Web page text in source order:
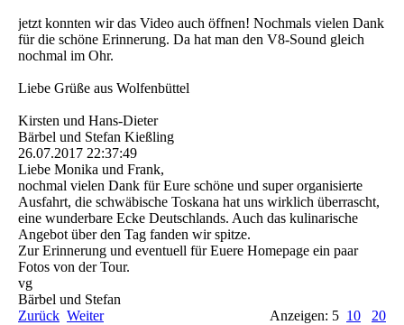
jetzt konnten wir das Video auch öffnen! Nochmals vielen Dank
für die schöne Erinnerung. Da hat man den V8-Sound gleich
nochmal im Ohr.
Liebe Grüße aus Wolfenbüttel
Kirsten und Hans-Dieter
Bärbel und Stefan Kießling
26.07.2017 22:37:49
Liebe Monika und Frank,
nochmal vielen Dank für Eure schöne und super organisierte
Ausfahrt, die schwäbische Toskana hat uns wirklich überrascht,
eine wunderbare Ecke Deutschlands. Auch das kulinarische
Angebot über den Tag fanden wir spitze.
Zur Erinnerung und eventuell für Euere Homepage ein paar
Fotos von der Tour.
vg
Bärbel und Stefan
Zurück Weiter Anzeigen: 5 10 20